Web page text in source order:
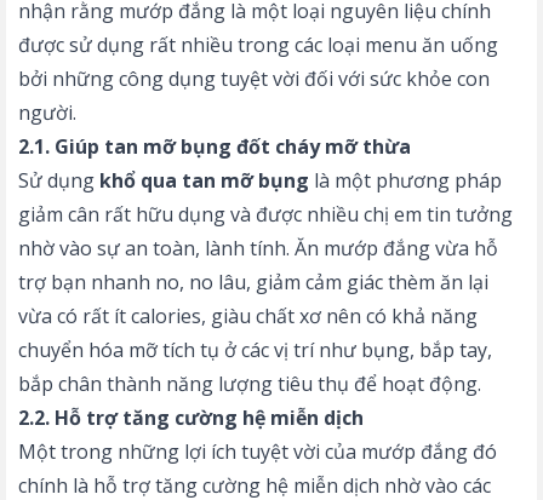
nhận rằng mướp đắng là một loại nguyên liệu chính
được sử dụng rất nhiều trong các loại menu ăn uống
bởi những công dụng tuyệt vời đối với sức khỏe con
người.
2.1. Giúp tan mỡ bụng đốt cháy mỡ thừa
Sử dụng khổ qua tan mỡ bụng là một phương pháp
giảm cân rất hữu dụng và được nhiều chị em tin tưởng
nhờ vào sự an toàn, lành tính. Ăn mướp đắng vừa hỗ
trợ bạn nhanh no, no lâu, giảm cảm giác thèm ăn lại
vừa có rất ít calories, giàu chất xơ nên có khả năng
chuyển hóa mỡ tích tụ ở các vị trí như bụng, bắp tay,
bắp chân thành năng lượng tiêu thụ để hoạt động.
2.2. Hỗ trợ tăng cường hệ miễn dịch
Một trong những lợi ích tuyệt vời của mướp đắng đó
chính là hỗ trợ tăng cường hệ miễn dịch nhờ vào các